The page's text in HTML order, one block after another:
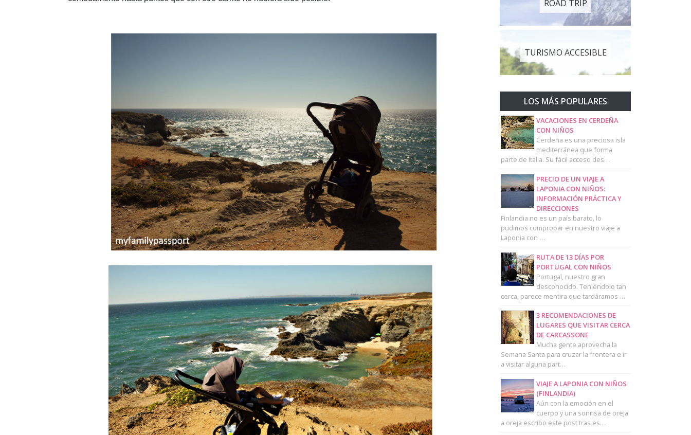
ROAD TRIP
TURISMO ACCESIBLE
LOS MÁS POPULARES
VACACIONES EN CERDEÑA
CON NIÑOS
Cerdeña es una preciosa isla
mediterránea que forma
parte de Italia. Su fácil acceso des…
PRECIO DE UN VIAJE A
LAPONIA CON NIÑOS:
INFORMACIÓN PRÁCTICA Y
DIRECCIONES
Finlandia no es un país barato, lo
pudimos comprobar en nuestro viaje a
Laponia con …
RUTA DE 13 DÍAS POR
PORTUGAL CON NIÑOS
Portugal, nuestro gran
desconocido. Teniéndolo tan
cerca, parece mentira que tardáramos …
3 RECOMENDACIONES DE
LUGARES QUE VISITAR CERCA
DE CARCASSONE
Mucha gente aprovecha la
Semana Santa para cruzar la frontera e ir
a visitar alguna part…
VIAJE A LAPONIA CON NIÑOS
(FINLANDIA)
Aún con la emoción en el
cuerpo y una sonrisa de oreja
a oreja escribo este post tras es…